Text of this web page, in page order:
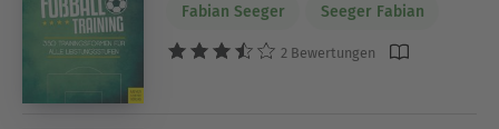
Fabian Seeger Seeger Fabian
2 Bewertungen